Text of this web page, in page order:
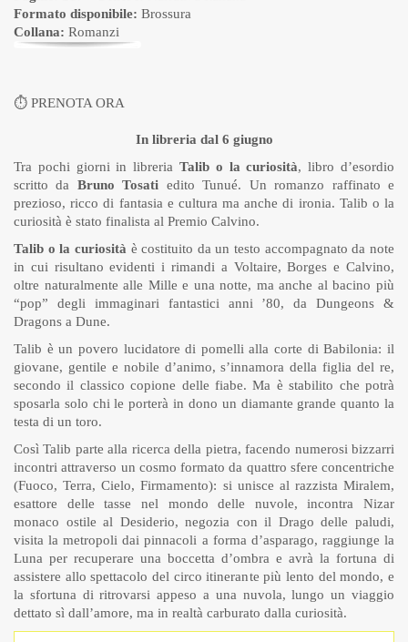
Formato disponibile: Brossura
Collana: Romanzi
⏱ PRENOTA ORA
In libreria dal 6 giugno
Tra pochi giorni in libreria Talib o la curiosità, libro d’esordio
scritto da Bruno Tosati edito Tunué. Un romanzo raffinato e
prezioso, ricco di fantasia e cultura ma anche di ironia. Talib o la
curiosità è stato finalista al Premio Calvino.
Talib o la curiosità è costituito da un testo accompagnato da note
in cui risultano evidenti i rimandi a Voltaire, Borges e Calvino,
oltre naturalmente alle Mille e una notte, ma anche al bacino più
“pop” degli immaginari fantastici anni ’80, da Dungeons &
Dragons a Dune.
Talib è un povero lucidatore di pomelli alla corte di Babilonia: il
giovane, gentile e nobile d’animo, s’innamora della figlia del re,
secondo il classico copione delle fiabe. Ma è stabilito che potrà
sposarla solo chi le porterà in dono un diamante grande quanto la
testa di un toro.
Così Talib parte alla ricerca della pietra, facendo numerosi bizzarri
incontri attraverso un cosmo formato da quattro sfere concentriche
(Fuoco, Terra, Cielo, Firmamento): si unisce al razzista Miralem,
esattore delle tasse nel mondo delle nuvole, incontra Nizar
monaco ostile al Desiderio, negozia con il Drago delle paludi,
visita la metropoli dai pinnacoli a forma d’asparago, raggiunge la
Luna per recuperare una boccetta d’ombra e avrà la fortuna di
assistere allo spettacolo del circo itinerante più lento del mondo, e
la sfortuna di ritrovarsi appeso a una nuvola, lungo un viaggio
dettato sì dall’amore, ma in realtà carburato dalla curiosità.